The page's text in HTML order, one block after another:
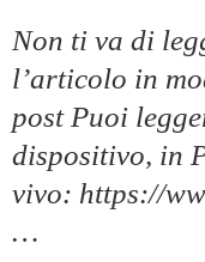
Non ti va di
l’articolo in
post Puoi
dispositivo, in
vivo: https://
…